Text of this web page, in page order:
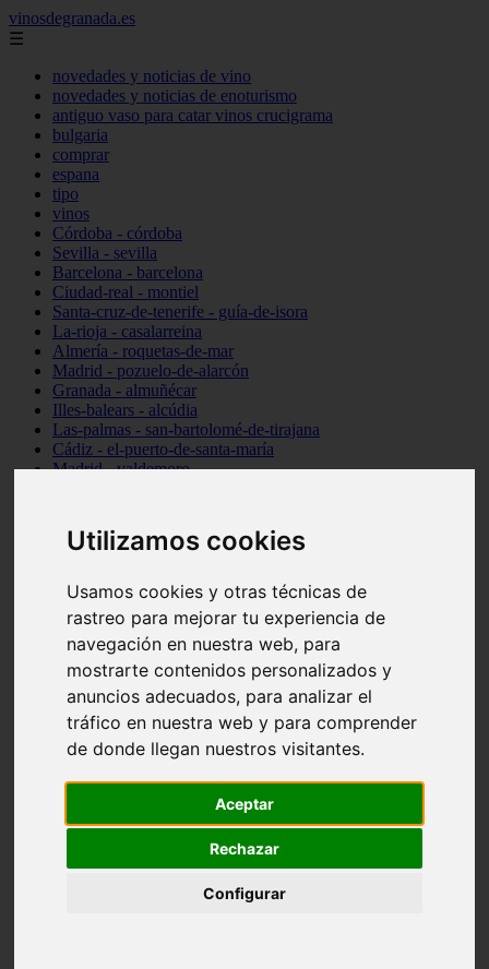
Utilizamos cookies
Usamos cookies y otras técnicas de
rastreo para mejorar tu experiencia de
navegación en nuestra web, para
mostrarte contenidos personalizados y
anuncios adecuados, para analizar el
tráfico en nuestra web y para comprender
de donde llegan nuestros visitantes.
Aceptar
Rechazar
Configurar
vinosdegranada.es
☰
novedades y noticias de vino
novedades y noticias de enoturismo
antiguo vaso para catar vinos crucigrama
bulgaria
comprar
espana
tipo
vinos
Córdoba - córdoba
Sevilla - sevilla
Barcelona - barcelona
Ciudad-real - montiel
Santa-cruz-de-tenerife - guía-de-isora
La-rioja - casalarreina
Almería - roquetas-de-mar
Madrid - pozuelo-de-alarcón
Granada - almuñécar
Illes-balears - alcúdia
Las-palmas - san-bartolomé-de-tirajana
Cádiz - el-puerto-de-santa-maría
Madrid - valdemoro
Cantabria - suances
Sevilla - bormujos
Málaga - júzcar
Huesca - alquézar
Huesca - castejón-de-sos
Lleida - alt-àneu
Córdoba - almedinilla
Navarra - zangoza
Cantabria - arenas-de-iguña
Barcelona - la-pobla-de-lillet
Murcia - cartagena
Madrid - nuevo-baztán